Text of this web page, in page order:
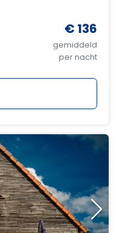
€ 136
gemiddeld
per nacht